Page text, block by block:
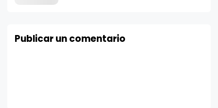
Publicar un comentario